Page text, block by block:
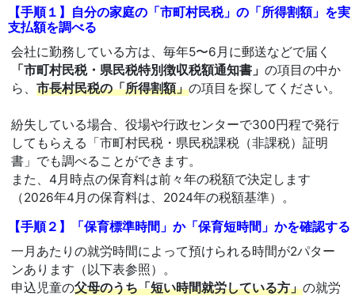
【手順１】自分の家庭の「市町村民税」の「所得割額」を実
支払額を調べる
会社に勤務している方は、毎年5〜6月に郵送などで届く
「市町村民税・県民税特別徴収税額通知書」 の項目の中か
ら、 市長村民税の「所得割額」の項目を探してください。
紛失している場合、役場や行政センターで300円程で発行
してもらえる「市町村民税・県民税課税（非課税）証明
書」でも調べることができます。
また、4月時点の保育料は前々年の税額で決定します
（2026年4月の保育料は、2024年の税額基準）。
【手順２】「保育標準時間」か「保育短時間」かを確認する
一月あたりの就労時間によって預けられる時間が2パター
ンあります（以下表参照）。
申込児童の父母のうち「短い時間就労している方」の就労